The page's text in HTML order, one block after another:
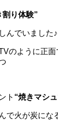
割り体験”
んでいました♪
のように正
ト “焼きマシ
で火が炭にな